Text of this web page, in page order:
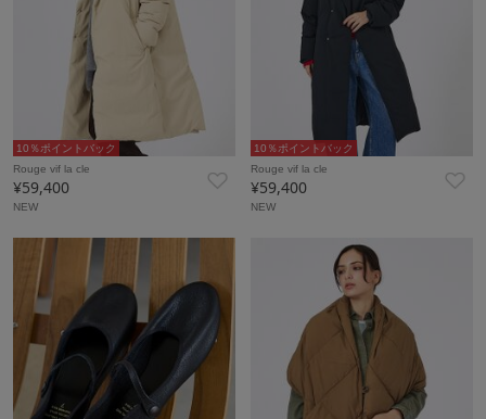
10％ポイントバック
Rouge vif la cle
¥59,400
NEW
10％ポイントバック
Rouge vif la cle
¥59,400
NEW